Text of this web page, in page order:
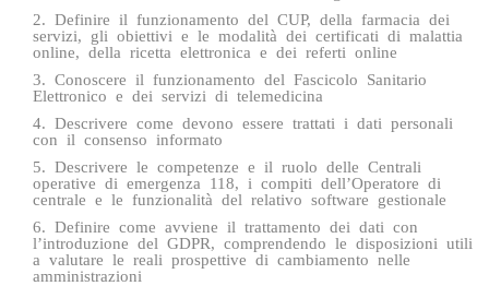
Definire il funzionamento del CUP, della farmacia dei
servizi, gli obiettivi e le modalità dei certificati di malattia
online, della ricetta elettronica e dei referti online
Conoscere il funzionamento del Fascicolo Sanitario
Elettronico e dei servizi di telemedicina
Descrivere come devono essere trattati i dati personali
con il consenso informato
Descrivere le competenze e il ruolo delle Centrali
operative di emergenza 118, i compiti dell’Operatore di
centrale e le funzionalità del relativo software gestionale
Definire come avviene il trattamento dei dati con
l’introduzione del GDPR, comprendendo le disposizioni utili
a valutare le reali prospettive di cambiamento nelle
amministrazioni